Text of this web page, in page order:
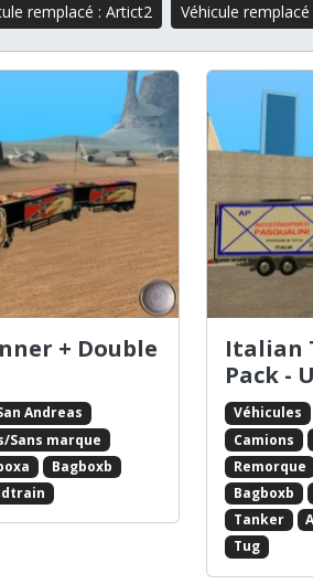
remplacé : Artict2 Véhicule
+ Double
Andreas
Sans marque
Bagboxb
Italian
Pack -
Véhicules
Camions
Remorque
Bagboxb
Tanker
Tug